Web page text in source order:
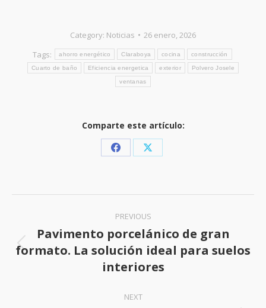
Category: Noticias
26 enero, 2026
Tags:
ahorro energético Claraboya cocina construcción
Cuarto de baño Eficiencia energetica exterior Polvero Josele
ventanas
Comparte este artículo:
Share
Facebook
Share
X
navigationPREVIOUS
Previous
post:
Pavimento porcelánico de gran
formato. La solución ideal para suelos
interiores
NEXT